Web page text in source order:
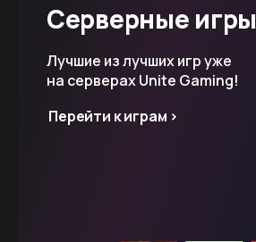
Серверные игры
Лучшие из лучших игр уже
на серверах Unite Gaming!
Перейти к играм >